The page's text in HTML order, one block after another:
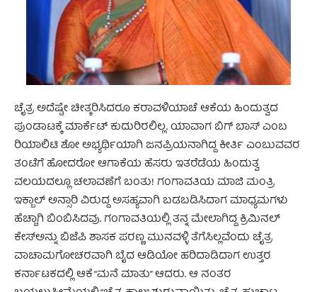
ಚೈತ್ರ ಅದೆಷ್ಟೇ ಚೀತ್ಕರಿಸಿದರೂ ಕರಾವಳಿಯಾಚೆ ಆಕೆಯ ಹಿಂದುತ್ವದ
ಪುಂಡಾಟಕ್ಕೆ ಮಾರ್ಕೆಟ್ ಕುದುರಿರಲಿಲ್ಲ. ಯಾವಾಗ ಬಿಗ್ ಬಾಸ್ ಎಂಬ
ರಿಯಾಲಿಟಿ ಶೋ ಅಭ್ಯರ್ಥಿಯಾಗಿ ಜನಪ್ರಿಯನಾಗಿದ್ದ ಕೀರ್ತಿ ಎಂಬುವವರ
ತಂಟೆಗೆ ಹೋದರೋ ಆಗಾಕೆಯ ಹೆಸರು ಇತರೆಡೆಯ ಹಿಂದುತ್ವ
ವಲಯದಲ್ಲೂ ಚಲಾವಣೆಗೆ ಬಂತು! ಗಂಗಾವತಿಯ ಮಾಜಿ ಮಂತ್ರಿ
ಇಕ್ಬಾಲ್ ಅನ್ಸಾರಿ ವಿರುದ್ದ ಅಸಹ್ಯವಾಗಿ ಬಡಬಡಿಸಿದಾಗ ಮಾಧ್ಯಮಗಳು
ಹೆಚ್ಚಾಗಿ ಬಿಂಬಿಸಿದವು. ಗಂಗಾವತಿಯಲ್ಲಿ ತನ್ನ ಮೇಲಾಗಿದ್ದ ಕ್ರಿಮಿನಲ್
ಕೇಸ್‌ಅನ್ನು ಬಿಜೆಪಿ ಶಾಸಕ ಪರಣ್ಣ ಮುನವಳ್ಳಿ ತೆಗೆಸಿಲ್ಲವೆಂದು ಚೈತ್ರ
ವಾಚಾಮಗೋಚರವಾಗಿ ಬೈದ ಆಡಿಯೋ ಹರಿದಾಡಿದಾಗ ಉತ್ತರ
ಕರ್ನಾಟಕದಲ್ಲಿ ಆಕೆ “ಮನೆ ಮಾತು” ಆದರು. ಆ ನಂತರ